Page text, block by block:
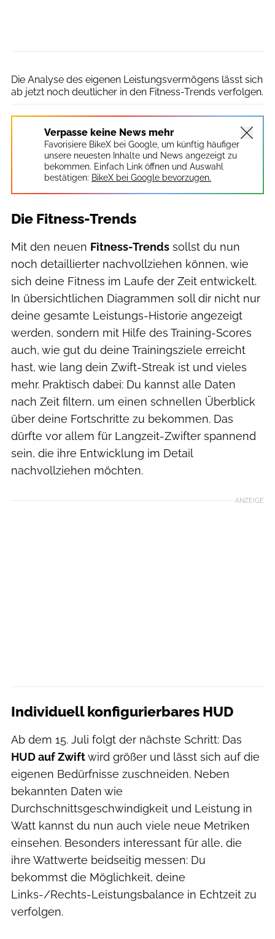
Die Analyse des eigenen Leistungsvermögens lässt sich
ab jetzt noch deutlicher in den Fitness-Trends verfolgen.
Verpasse keine News mehr
Favorisiere BikeX bei Google, um künftig häufiger
unsere neuesten Inhalte und News angezeigt zu
bekommen. Einfach Link öffnen und Auswahl
bestätigen: BikeX bei Google bevorzugen.
Die Fitness-Trends
Mit den neuen Fitness-Trends sollst du nun
noch detaillierter nachvollziehen können, wie
sich deine Fitness im Laufe der Zeit entwickelt.
In übersichtlichen Diagrammen soll dir nicht nur
deine gesamte Leistungs-Historie angezeigt
werden, sondern mit Hilfe des Training-Scores
auch, wie gut du deine Trainingsziele erreicht
hast, wie lang dein Zwift-Streak ist und vieles
mehr. Praktisch dabei: Du kannst alle Daten
nach Zeit filtern, um einen schnellen Überblick
über deine Fortschritte zu bekommen. Das
dürfte vor allem für Langzeit-Zwifter spannend
sein, die ihre Entwicklung im Detail
nachvollziehen möchten.
ANZEIGE
Individuell konfigurierbares HUD
Ab dem 15. Juli folgt der nächste Schritt: Das
HUD auf Zwiftwird größer und lässt sich auf die
eigenen Bedürfnisse zuschneiden. Neben
bekannten Daten wie
Durchschnittsgeschwindigkeit und Leistung in
Watt kannst du nun auch viele neue Metriken
einsehen. Besonders interessant für alle, die
ihre Wattwerte beidseitig messen: Du
bekommst die Möglichkeit, deine
Links-/Rechts-Leistungsbalance in Echtzeit zu
verfolgen.